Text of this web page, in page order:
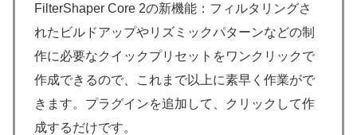
FilterShaper Core 2の新機能：フィルタリングさ
れたビルドアップやリズミックパターンなどの制
作に必要なクイックプリセットをワンクリックで
作成できるので、これまで以上に素早く作業がで
きます。プラグインを追加して、クリックして作
成するだけです。